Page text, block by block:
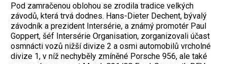
Pod zamračenou oblohou se zrodila tradice velkých
závodů, která trvá dodnes. Hans-Dieter Dechent, bývalý
závodník a prezident Intersérie, a známý promotér Paul
Goppert, šéf Intersérie Organisation, zorganizovali účast
osmnácti vozů nižší divize 2 a osmi automobilů vrcholné
divize 1, v níž nechyběly zmíněné Porsche 956, ale také